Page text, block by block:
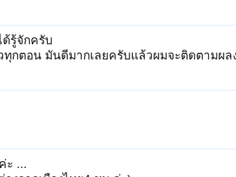
รู้จักครับ
กตอน มันดีมากเลยครับแล้วผมจะติดตามผล
ะ ...